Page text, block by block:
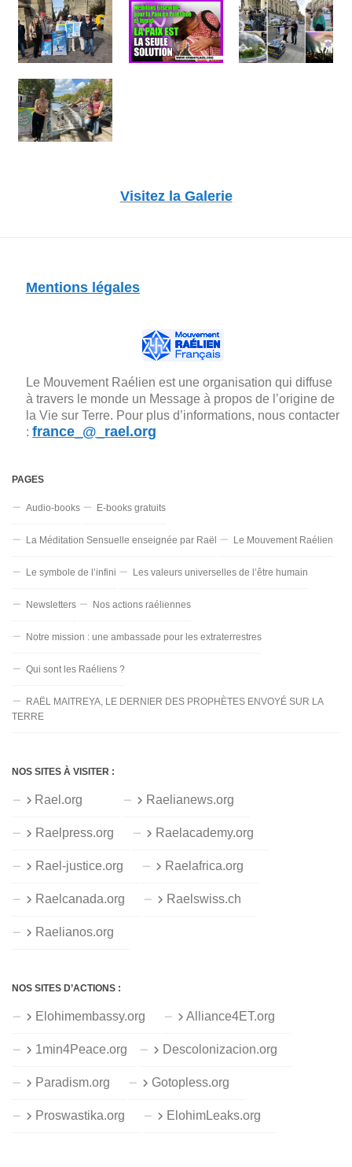
Visitez la Galerie
Mentions légales
Le Mouvement Raélien est une organisation qui diffuse
à travers le monde un Message à propos de l’origine de
la Vie sur Terre. Pour plus d’informations, nous contacter
: france_@_rael.org
PAGES
Audio-books E-books gratuits
La Méditation Sensuelle enseignée par Raël Le Mouvement Raélien
Le symbole de l’infini Les valeurs universelles de l’être humain
Newsletters Nos actions raéliennes
Notre mission : une ambassade pour les extraterrestres
Qui sont les Raéliens ?
RAËL MAITREYA, LE DERNIER DES PROPHÈTES ENVOYÉ SUR LA
TERRE
NOS SITES À VISITER :
Rael.org Raelianews.org
Raelpress.org Raelacademy.org
Rael-justice.org Raelafrica.org
Raelcanada.org Raelswiss.ch
Raelianos.org
NOS SITES D’ACTIONS :
Elohimembassy.org Alliance4ET.org
1min4Peace.org Descolonizacion.org
Paradism.org Gotopless.org
Proswastika.org ElohimLeaks.org